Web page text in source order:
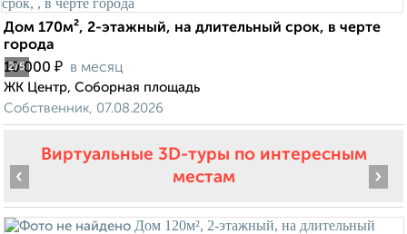
2/5
Дом 170м², 2-этажный, на длительный срок, в черте
города
10 000 ₽ в месяц
ЖК Центр, Соборная площадь
Собственник, 07.08.2026
Виртуальные 3D-туры по интересным
местам
‹ ›